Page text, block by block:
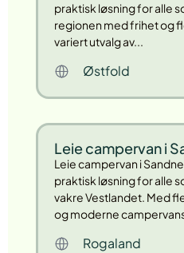
praktisk løsning for alle
regionen med frihet og
variert utvalg av...
Østfold
Leie campervan i
Leie campervan i
praktisk løsning for alle
vakre Vestlandet. Med
og moderne
Rogaland